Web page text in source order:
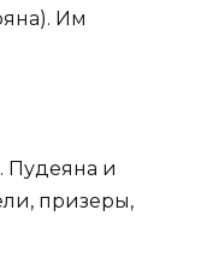
Им
Пудеяна и
призеры,